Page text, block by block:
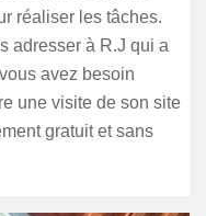
réaliser les tâches.
adresser à R.J qui a
avez besoin
une visite de son site
gratuit et sans